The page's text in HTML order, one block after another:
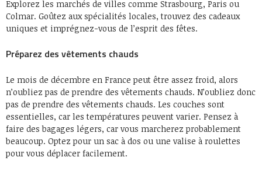
Explorez les marchés de villes comme Strasbourg, Paris ou
Colmar. Goûtez aux spécialités locales, trouvez des cadeaux
uniques et imprégnez-vous de l’esprit des fêtes.
Préparez des vêtements chauds
Le mois de décembre en France peut être assez froid, alors
n’oubliez pas de prendre des vêtements chauds. N’oubliez donc
pas de prendre des vêtements chauds. Les couches sont
essentielles, car les températures peuvent varier. Pensez à
faire des bagages légers, car vous marcherez probablement
beaucoup. Optez pour un sac à dos ou une valise à roulettes
pour vous déplacer facilement.